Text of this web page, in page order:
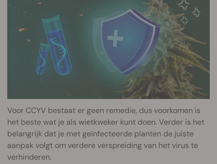
Voor CCYV bestaat er geen remedie, dus voorkomen is
het beste wat je als wietkweker kunt doen. Verder is het
belangrijk dat je met geïnfecteerde planten de juiste
aanpak volgt om verdere verspreiding van het virus te
verhinderen.